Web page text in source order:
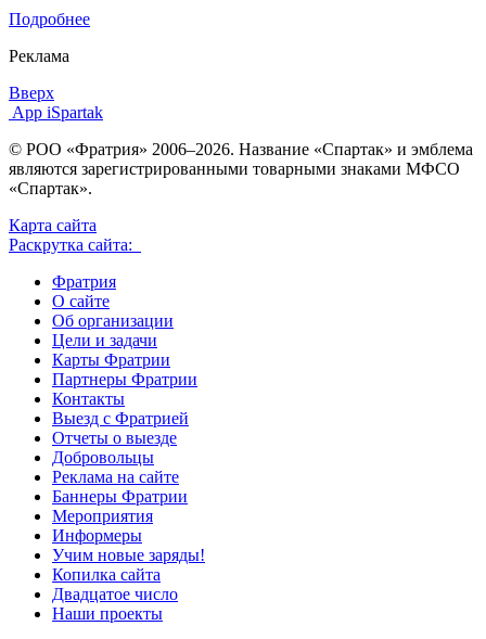
Подробнее
Реклама
Вверх
App iSpartak
© РОО «Фратрия» 2006–2026. Название «Спартак» и эмблема
являются зарегистрированными товарными знаками МФСО
«Спартак».
Карта сайта
Раскрутка сайта:
Фратрия
О сайте
Об организации
Цели и задачи
Карты Фратрии
Партнеры Фратрии
Контакты
Выезд с Фратрией
Отчеты о выезде
Добровольцы
Реклама на сайте
Баннеры Фратрии
Мероприятия
Информеры
Учим новые заряды!
Копилка сайта
Двадцатое число
Наши проекты